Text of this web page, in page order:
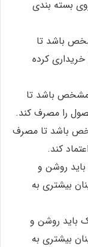
بسته بندی
باشد تا
کرده
باشد تا
را مصرف کند.
باشد تا مصرف
کند.
روشن و
بیشتری به
روشن و
بیشتری به